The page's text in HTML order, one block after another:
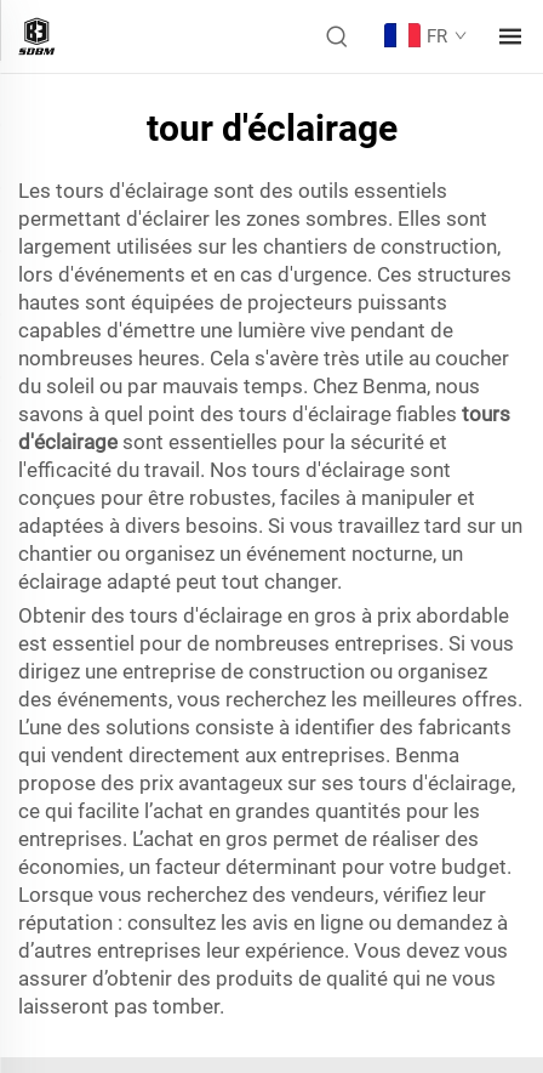
FR
tour d'éclairage
Les tours d'éclairage sont des outils essentiels
permettant d'éclairer les zones sombres. Elles sont
largement utilisées sur les chantiers de construction,
lors d'événements et en cas d'urgence. Ces structures
hautes sont équipées de projecteurs puissants
capables d'émettre une lumière vive pendant de
nombreuses heures. Cela s'avère très utile au coucher
du soleil ou par mauvais temps. Chez Benma, nous
savons à quel point des tours d'éclairage fiables tours
d'éclairage sont essentielles pour la sécurité et
l'efficacité du travail. Nos tours d'éclairage sont
conçues pour être robustes, faciles à manipuler et
adaptées à divers besoins. Si vous travaillez tard sur un
chantier ou organisez un événement nocturne, un
éclairage adapté peut tout changer.
Obtenir des tours d'éclairage en gros à prix abordable
est essentiel pour de nombreuses entreprises. Si vous
dirigez une entreprise de construction ou organisez
des événements, vous recherchez les meilleures offres.
L’une des solutions consiste à identifier des fabricants
qui vendent directement aux entreprises. Benma
propose des prix avantageux sur ses tours d'éclairage,
ce qui facilite l’achat en grandes quantités pour les
entreprises. L’achat en gros permet de réaliser des
économies, un facteur déterminant pour votre budget.
Lorsque vous recherchez des vendeurs, vérifiez leur
réputation : consultez les avis en ligne ou demandez à
d’autres entreprises leur expérience. Vous devez vous
assurer d’obtenir des produits de qualité qui ne vous
laisseront pas tomber.